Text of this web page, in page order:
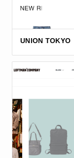
UNION TOKYO